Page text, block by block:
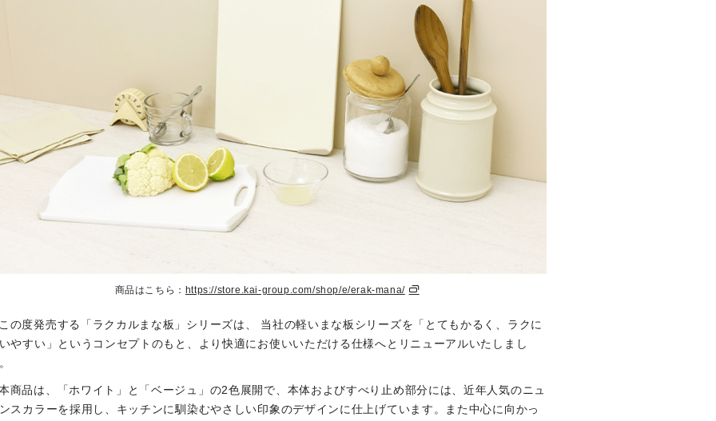
商品はこちら： https://store.kai-group.com/shop/e/erak-mana/
この度発売する「ラクカルまな板」シリーズは、 当社の軽いまな板シリーズを「とてもかるく、ラクに
やすい」というコンセプトのもと、より快適にお使いいただける仕様へとリニューアルいたしまし
商品は、「ホワイト」と「ベージュ」の2色展開で、本体およびすべり止め部分には、近年人気のニュ
スカラーを採用し、キッチンに馴染むやさしい印象のデザインに仕上げています。また中心に向かっ